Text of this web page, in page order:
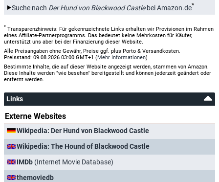
Suche nach Der Hund von Blackwood Castlebei Amazon.de*
* Transparenzhinweis: Für gekennzeichnete Links erhalten wir Provisionen im Rahmen
eines Affiliate-Partnerprogramms. Das bedeutet keine Mehrkosten für Käufer,
unterstützt uns aber bei der Finanzierung dieser Website.
Alle Preisangaben ohne Gewähr, Preise ggf. plus Porto & Versandkosten.
Preisstand: 09.08.2026 03:00 GMT+1 (Mehr Informationen)
Bestimmte Inhalte, die auf dieser Website angezeigt werden, stammen von Amazon.
Diese Inhalte werden "wie besehen" bereitgestellt und können jederzeit geändert oder
entfernt werden.
Links
Externe Websites
Wikipedia: Der Hund von Blackwood Castle
Wikipedia: The Hound of Blackwood Castle
IMDb (Internet Movie Database)
themoviedb